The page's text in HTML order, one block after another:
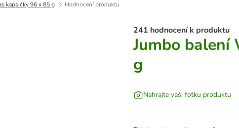
kapsičky 96 x 85 g Hodnocení produktu
241 hodnocení k produktu
Jumbo balení
g
Nahrajte vaši fotku produktu